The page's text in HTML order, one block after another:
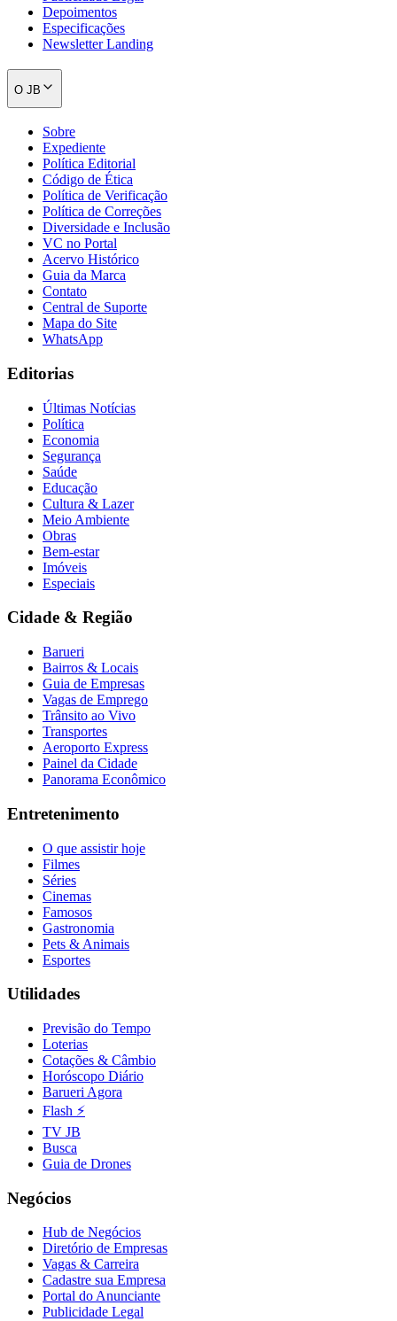
Botafogo
Grêmio
Internacional
Depoimentos
Especificações
Newsletter Landing
O JB
Sobre
Expediente
Política Editorial
Código de Ética
Política de Verificação
Política de Correções
Diversidade e Inclusão
VC no Portal
Acervo Histórico
Guia da Marca
Contato
Central de Suporte
Mapa do Site
WhatsApp
Editorias
Últimas Notícias
Política
Economia
Segurança
Saúde
Educação
Cultura & Lazer
Meio Ambiente
Obras
Bem-estar
Imóveis
Especiais
Cidade & Região
Barueri
Bairros & Locais
Guia de Empresas
Vagas de Emprego
Trânsito ao Vivo
Transportes
Aeroporto Express
Painel da Cidade
Panorama Econômico
Entretenimento
O que assistir hoje
Filmes
Séries
Cinemas
Famosos
Gastronomia
Pets & Animais
Esportes
Utilidades
Previsão do Tempo
Loterias
Cotações & Câmbio
Horóscopo Diário
Barueri Agora
Flash ⚡
TV JB
Busca
Guia de Drones
Negócios
Hub de Negócios
Diretório de Empresas
Vagas & Carreira
Cadastre sua Empresa
Portal do Anunciante
Publicidade Legal